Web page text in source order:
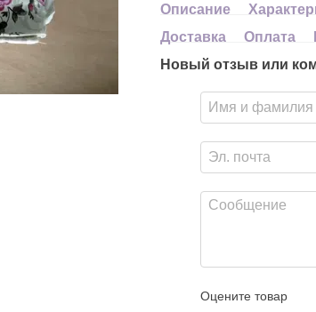
Описание
Доставка
Оплата
Новый отзыв или
Оцените товар